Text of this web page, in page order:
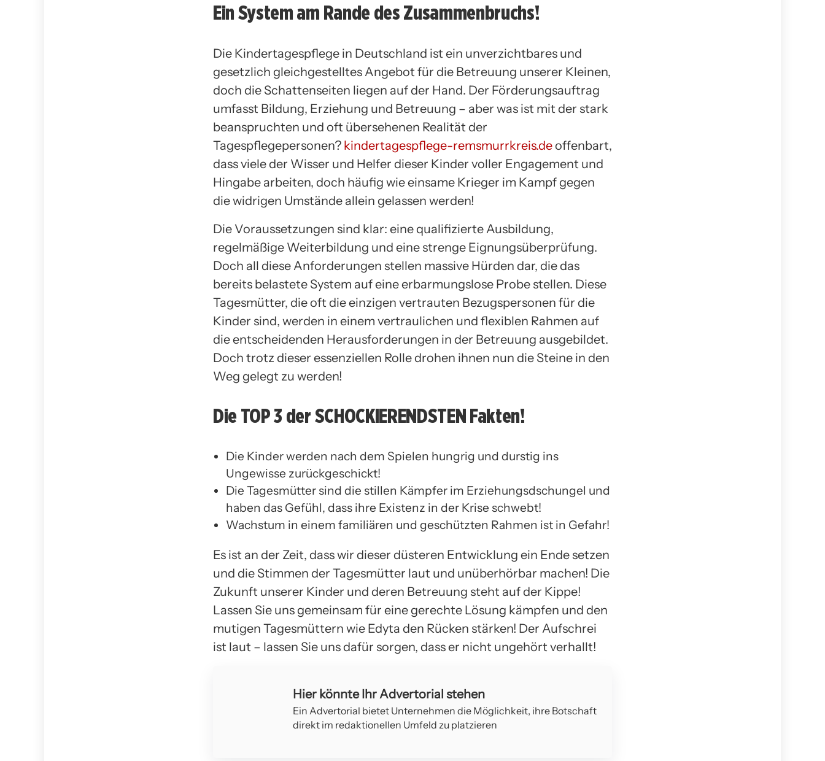
Ein System am Rande des Zusammenbruchs!
Die Kindertagespflege in Deutschland ist ein unverzichtbares und
gesetzlich gleichgestelltes Angebot für die Betreuung unserer Kleinen,
doch die Schattenseiten liegen auf der Hand. Der Förderungsauftrag
umfasst Bildung, Erziehung und Betreuung – aber was ist mit der stark
beanspruchten und oft übersehenen Realität der
Tagespflegepersonen? kindertagespflege-remsmurrkreis.deoffenbart,
dass viele der Wisser und Helfer dieser Kinder voller Engagement und
Hingabe arbeiten, doch häufig wie einsame Krieger im Kampf gegen
die widrigen Umstände allein gelassen werden!
Die Voraussetzungen sind klar: eine qualifizierte Ausbildung,
regelmäßige Weiterbildung und eine strenge Eignungsüberprüfung.
Doch all diese Anforderungen stellen massive Hürden dar, die das
bereits belastete System auf eine erbarmungslose Probe stellen. Diese
Tagesmütter, die oft die einzigen vertrauten Bezugspersonen für die
Kinder sind, werden in einem vertraulichen und flexiblen Rahmen auf
die entscheidenden Herausforderungen in der Betreuung ausgebildet.
Doch trotz dieser essenziellen Rolle drohen ihnen nun die Steine in den
Weg gelegt zu werden!
Die TOP 3 der SCHOCKIERENDSTEN Fakten!
Die Kinder werden nach dem Spielen hungrig und durstig ins
Ungewisse zurückgeschickt!
Die Tagesmütter sind die stillen Kämpfer im Erziehungsdschungel und
haben das Gefühl, dass ihre Existenz in der Krise schwebt!
Wachstum in einem familiären und geschützten Rahmen ist in Gefahr!
Es ist an der Zeit, dass wir dieser düsteren Entwicklung ein Ende setzen
und die Stimmen der Tagesmütter laut und unüberhörbar machen! Die
Zukunft unserer Kinder und deren Betreuung steht auf der Kippe!
Lassen Sie uns gemeinsam für eine gerechte Lösung kämpfen und den
mutigen Tagesmüttern wie Edyta den Rücken stärken! Der Aufschrei
ist laut – lassen Sie uns dafür sorgen, dass er nicht ungehört verhallt!
Hier könnte Ihr Advertorial stehen
Ein Advertorial bietet Unternehmen die Möglichkeit, ihre Botschaft
direkt im redaktionellen Umfeld zu platzieren